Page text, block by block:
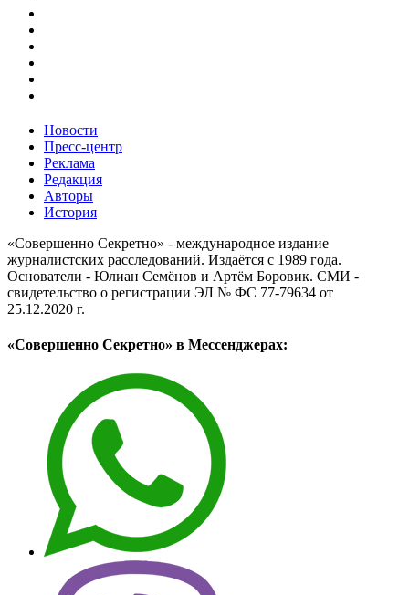
Новости
Пресс-центр
Реклама
Редакция
Авторы
История
«Совершенно Секретно» - международное издание
журналистских расследований. Издаётся с 1989 года.
Основатели - Юлиан Семёнов и Артём Боровик. CМИ -
свидетельство о регистрации ЭЛ № ФС 77-79634 от
25.12.2020 г.
«Совершенно Секретно» в Мессенджерах: